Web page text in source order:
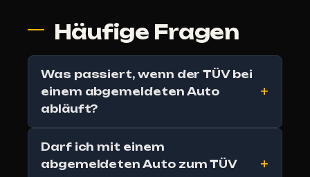
Häufige Fragen
Was passiert, wenn der TÜV bei
einem abgemeldeten Auto
abläuft?
Darf ich mit einem
abgemeldeten Auto zum TÜV